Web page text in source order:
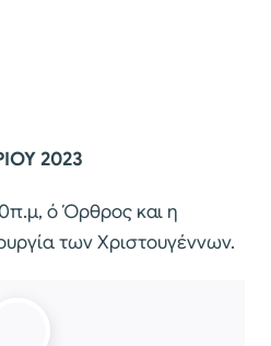
2023
ό Όρθρος και η
των Χριστουγέννων.